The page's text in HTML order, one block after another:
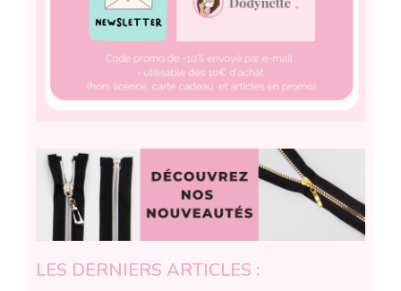
LES DERNIERS ARTICLES :